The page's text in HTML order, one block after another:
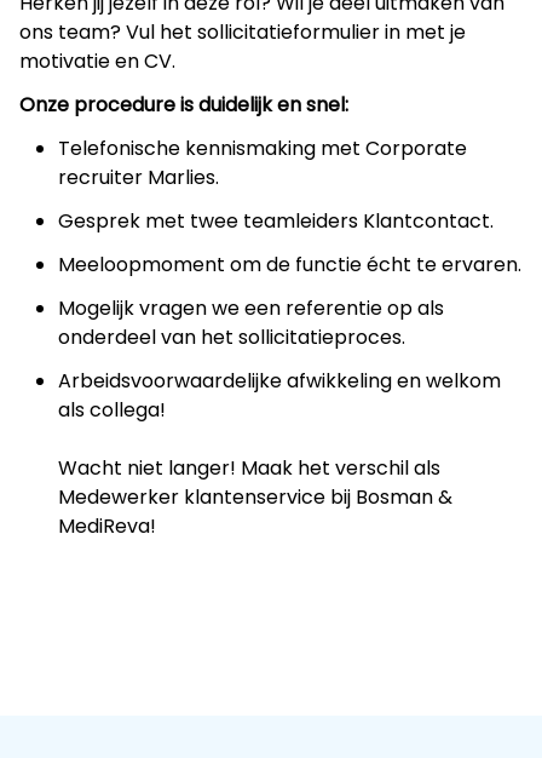
ons team? Vul het sollicitatieformulier in met je
motivatie en CV.
Onze procedure is duidelijk en snel:
Telefonische kennismaking met Corporate
recruiter Marlies.
Gesprek met twee teamleiders Klantcontact.
Meeloopmoment om de functie écht te ervaren.
Mogelijk vragen we een referentie op als
onderdeel van het sollicitatieproces.
Arbeidsvoorwaardelijke afwikkeling en welkom
als collega!
Wacht niet langer! Maak het verschil als
Medewerker klantenservice bij Bosman &
MediReva!